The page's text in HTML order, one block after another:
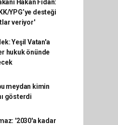
Hakan Fidan:
YPG’ye desteği
veriyor'
Yeşil Vatan'a
hukuk önünde
meydan kimin
gösterdi
'2030'a kadar